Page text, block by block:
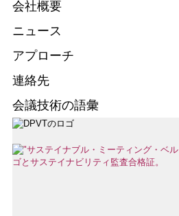
会社概要
ニュース
アプローチ
連絡先
会議技術の語彙